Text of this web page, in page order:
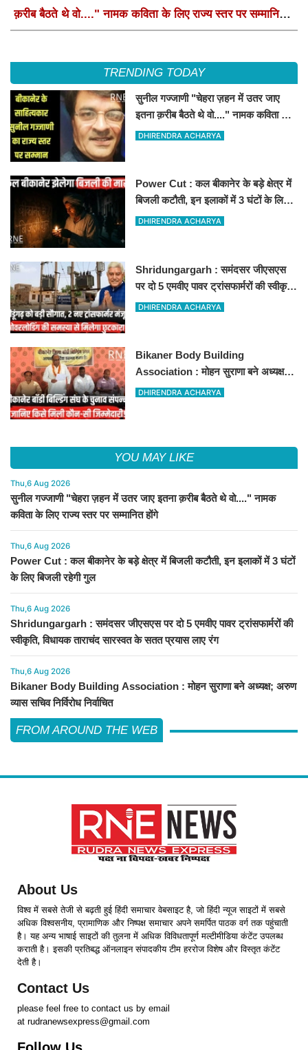
क़रीब बैठते थे वो...." नामक कविता के लिए राज्य स्तर पर सम्मानित
TRENDING TODAY
सुनील गज्जाणी "चेहरा ज़हन में उतर जाए
इतना क़रीब बैठते थे वो...." नामक कविता के
लिए राज्य स्तर पर सम्मानित होंगे
DHIRENDRA ACHARYA
Power Cut : कल बीकानेर के बड़े क्षेत्र में
बिजली कटौती, इन इलाकों में 3 घंटों के लिए
बिजली रहेगी गुल
DHIRENDRA ACHARYA
Shridungargarh : समंदसर जीएसएस
पर दो 5 एमवीए पावर ट्रांसफार्मरों की स्वीकृति,
विधायक ताराचंद सारस्वत के सतत प्रयास
DHIRENDRA ACHARYA
Bikaner Body Building
Association : मोहन सुराणा बने अध्यक्ष;
अरुण व्यास सचिव निर्विरोध निर्वाचित
DHIRENDRA ACHARYA
YOU MAY LIKE
Thu,6 Aug 2026
सुनील गज्जाणी "चेहरा ज़हन में उतर जाए इतना क़रीब बैठते थे वो...." नामक
कविता के लिए राज्य स्तर पर सम्मानित होंगे
Thu,6 Aug 2026
Power Cut : कल बीकानेर के बड़े क्षेत्र में बिजली कटौती, इन इलाकों में 3 घंटों
के लिए बिजली रहेगी गुल
Thu,6 Aug 2026
Shridungargarh : समंदसर जीएसएस पर दो 5 एमवीए पावर ट्रांसफार्मरों की
स्वीकृति, विधायक ताराचंद सारस्वत के सतत प्रयास लाए रंग
Thu,6 Aug 2026
Bikaner Body Building Association : मोहन सुराणा बने अध्यक्ष; अरुण
व्यास सचिव निर्विरोध निर्वाचित
FROM AROUND THE WEB
About Us
विश्व में सबसे तेजी से बढ़ती हुई हिंदी समाचार वेबसाइट है, जो हिंदी न्यूज साइटों में सबसे
अधिक विश्वसनीय, प्रामाणिक और निष्पक्ष समाचार अपने समर्पित पाठक वर्ग तक पहुंचाती
है। यह अन्य भाषाई साइटों की तुलना में अधिक विविधतापूर्ण मल्टीमीडिया कंटेंट उपलब्ध
कराती है। इसकी प्रतिबद्ध ऑनलाइन संपादकीय टीम हररोज विशेष और विस्तृत कंटेंट
देती है।
Contact Us
please feel free to contact us by email
at rudranewsexpress@gmail.com